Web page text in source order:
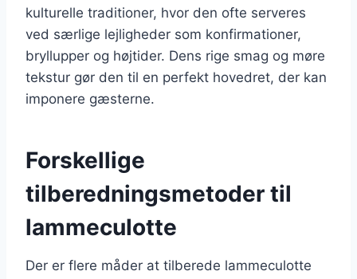
kulturelle traditioner, hvor den ofte serveres
ved særlige lejligheder som konfirmationer,
bryllupper og højtider. Dens rige smag og møre
tekstur gør den til en perfekt hovedret, der kan
imponere gæsterne.
Forskellige
tilberedningsmetoder til
lammeculotte
Der er flere måder at tilberede lammeculotte